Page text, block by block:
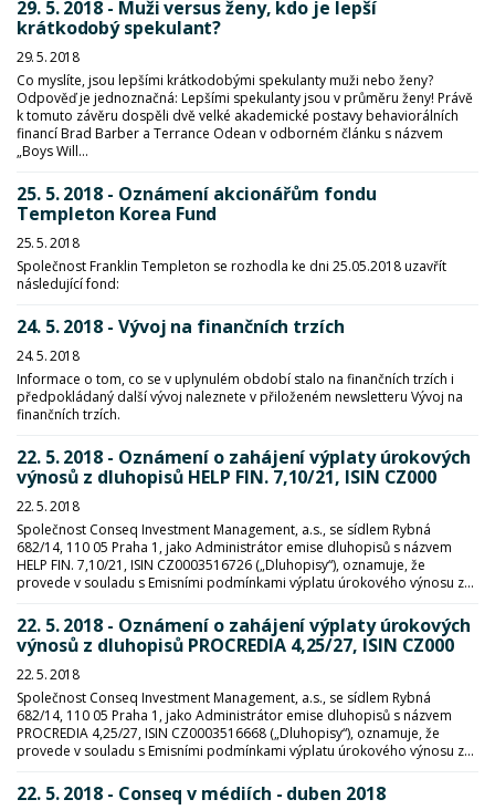
29. 5. 2018 - Muži versus ženy, kdo je lepší
krátkodobý spekulant?
29. 5. 2018
Co myslíte, jsou lepšími krátkodobými spekulanty muži nebo ženy?
Odpověď je jednoznačná: Lepšími spekulanty jsou v průměru ženy! Právě
k tomuto závěru dospěli dvě velké akademické postavy behaviorálních
financí Brad Barber a Terrance Odean v odborném článku s názvem
„Boys Will...
25. 5. 2018 - Oznámení akcionářům fondu
Templeton Korea Fund
25. 5. 2018
Společnost Franklin Templeton se rozhodla ke dni 25.05.2018 uzavřít
následující fond:
24. 5. 2018 - Vývoj na finančních trzích
24. 5. 2018
Informace o tom, co se v uplynulém období stalo na finančních trzích i
předpokládaný další vývoj naleznete v přiloženém newsletteru Vývoj na
finančních trzích.
22. 5. 2018 - Oznámení o zahájení výplaty úrokových
výnosů z dluhopisů HELP FIN. 7,10/21, ISIN CZ000
22. 5. 2018
Společnost Conseq Investment Management, a.s., se sídlem Rybná
682/14, 110 05 Praha 1, jako Administrátor emise dluhopisů s názvem
HELP FIN. 7,10/21, ISIN CZ0003516726 („Dluhopisy“), oznamuje, že
provede v souladu s Emisními podmínkami výplatu úrokového výnosu z...
22. 5. 2018 - Oznámení o zahájení výplaty úrokových
výnosů z dluhopisů PROCREDIA 4,25/27, ISIN CZ000
22. 5. 2018
Společnost Conseq Investment Management, a.s., se sídlem Rybná
682/14, 110 05 Praha 1, jako Administrátor emise dluhopisů s názvem
PROCREDIA 4,25/27, ISIN CZ0003516668 („Dluhopisy“), oznamuje, že
provede v souladu s Emisními podmínkami výplatu úrokového výnosu z...
22. 5. 2018 - Conseq v médiích - duben 2018